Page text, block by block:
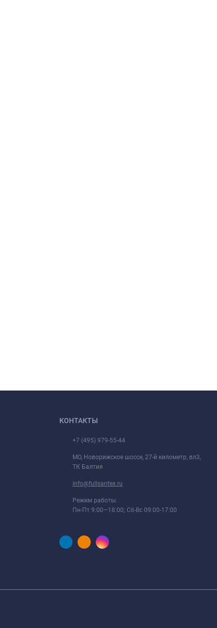
КОНТАКТЫ
+7 (495) 979-55-44
МО, Новорижское шоссе, 27-й километр, вл3,
ТК Балтия
info@fullsantex.ru
Режим работы:
Пн-Пт 9:00—18:00; Сб-Вс 09:00-17:00